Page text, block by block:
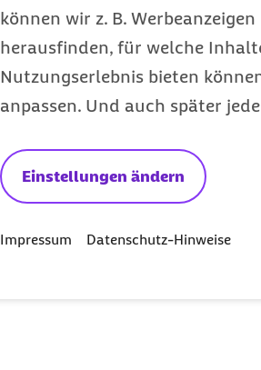
können wir z. B.
herausfinden, für welche
Nutzungserlebnis bieten
anpassen. Und auch später
Einstellungen ändern
Impressum Datenschutz-Hinweise